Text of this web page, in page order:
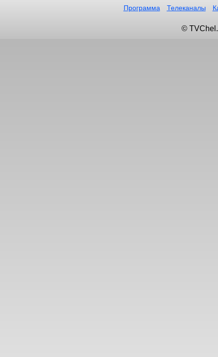
Программа Телеканалы
©